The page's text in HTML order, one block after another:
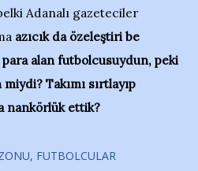
Adanalı gazeteciler
azıcık da özeleştiri be
para alan futbolcusuydun, peki
Takımı sırtlayıp
nankörlük ettik?
FUTBOLCULAR